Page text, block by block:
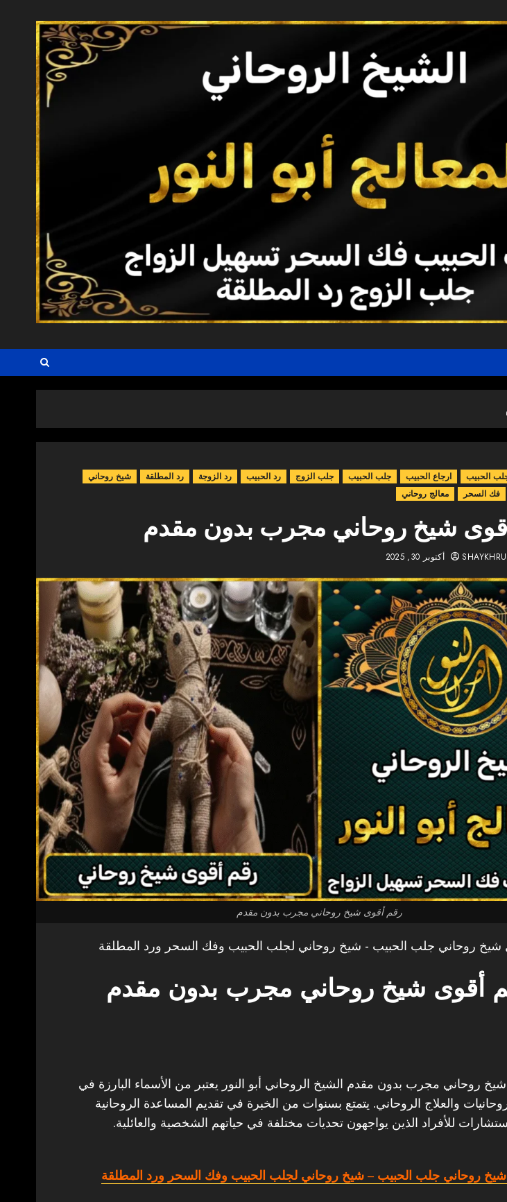
الحبيب ارجاع الحبيب جلب الحبيب جلب الزوج رد الحبيب رد الزوجة رد المطلقة
شيخ روحاني
فك السحر معالج روحاني
شيخ روحاني مجرب بدون مقدم
أكتوبر 30, 2025
رقم أقوى شيخ روحاني مجرب بدون مقدم
روحاني جلب الحبيب - شيخ روحاني لجلب الحبيب وفك السحر ورد المطلقة
أقوى شيخ روحاني مجرب بدون مقدم
روحاني مجرب بدون مقدم الشيخ الروحاني أبو النور يعتبر من الأسماء البارزة في
والعلاج الروحاني. يتمتع بسنوات من الخبرة في تقديم المساعدة الروحانية
للأفراد الذين يواجهون تحديات مختلفة في حياتهم الشخصية والعائلية.
روحاني جلب الحبيب – شيخ روحاني لجلب الحبيب وفك السحر ورد المطلقة